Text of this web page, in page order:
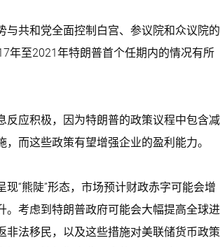
与共和党全面控制白宫、参议院和众议院的
年至2021年特朗普首个任期内的情况有所
反应积极，因为特朗普的政策议程中包含减
，而这些政策有望增强企业的盈利能力。
现“熊陡”形态，市场预计财政赤字可能会增
。考虑到特朗普政府可能会大幅提高全球进
非法移民，以及这些措施对美联储货币政策